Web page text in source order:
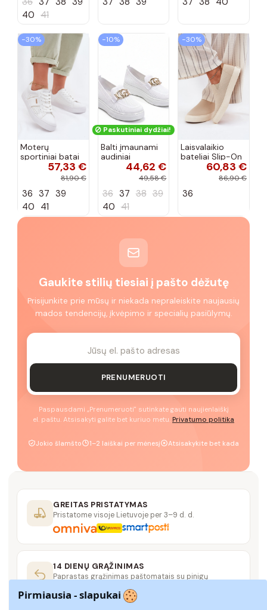
40 41
−30%
Moterų
sportiniai batai
su ažūro
elementais Big
baltos spalvos
57,33 €
81,90 €
36 37 39
40 41
−10%
Paskutiniai dydžiai!
Balti įmaunami
audiniai
sportbačiai su
44,62 €
49,58 €
36 37 38 39
40 41
−30%
Laisvalaikio
bateliai Slip-On
Big Star
RR274721 smėlio
60,83 €
86,90 €
36
Gaukite stilių tiesiai į pašto dėžutę
Prisijunkite prie mūsų ir niekada nepraleiskite naujausių
mados tendencijų, įkvėpimo ir specialių pasiūlymų.
PRENUMERUOTI
Paspausdami „Prenumeruoti" sutinkate gauti naujienlaiškį
el. paštu. Atsisakyti galite bet kuriuo metu. Privatumo politika
Jokio šlamšto 1–2 laiškai per mėnesį Atsisakykite bet kada
GREITAS PRISTATYMAS
Pristatome visoje Lietuvoje per 3–9 d. d.
14 DIENŲ GRĄŽINIMAS
Paprastas grąžinimas paštomatais su pinigų
Pirmiausia - slapukai